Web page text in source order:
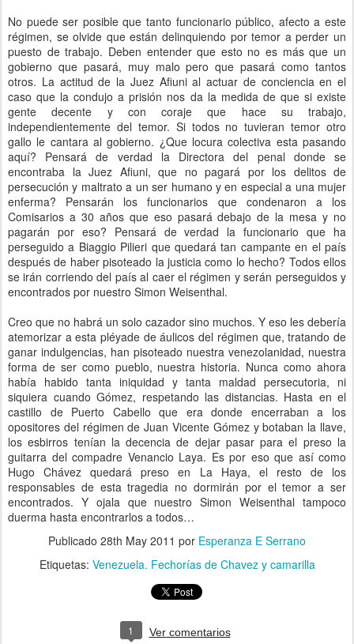
No puede ser posible que tanto funcionario público, afecto a este
régimen, se olvide que están delinquiendo por temor a perder un
puesto de trabajo. Deben entender que esto no es más que un
gobierno que pasará, muy malo pero que pasará como tantos
otros. La actitud de la Juez Afiuni al actuar de conciencia en el
caso que la condujo a prisión nos da la medida de que si existe
gente decente y con coraje que hace su trabajo,
independientemente del temor. Si todos no tuvieran temor otro
gallo le cantara al gobierno. ¿Que locura colectiva esta pasando
aquí? Pensará de verdad la Directora del penal donde se
encontraba la Juez Afiuni, que no pagará por los delitos de
persecución y maltrato a un ser humano y en especial a una mujer
enferma? Pensarán los funcionarios que condenaron a los
Comisarios a 30 años que eso pasará debajo de la mesa y no
pagarán por eso? Pensará de verdad la funcionario que ha
perseguido a Biaggio Pilieri que quedará tan campante en el país
después de haber pisoteado la justicia como lo hecho? Todos ellos
se irán corriendo del país al caer el régimen y serán perseguidos y
encontrados por nuestro Simon Weisenthal.
Creo que no habrá un solo cazador sino muchos. Y eso les debería
atemorizar a esta pléyade de áulicos del régimen que, tratando de
ganar indulgencias, han pisoteado nuestra venezolanidad, nuestra
forma de ser como pueblo, nuestra historia. Nunca como ahora
había habido tanta iniquidad y tanta maldad persecutoria, ni
siquiera cuando Gómez, respetando las distancias. Hasta en el
castillo de Puerto Cabello que era donde encerraban a los
opositores del régimen de Juan Vicente Gómez y botaban la llave,
los esbirros tenían la decencia de dejar pasar para el preso la
guitarra del compadre Venancio Laya. Es por eso que así como
Hugo Chávez quedará preso en La Haya, el resto de los
responsables de esta tragedia no dormirán por el temor a ser
encontrados. Y ojala que nuestro Simon Weisenthal tampoco
duerma hasta encontrarlos a todos…
Publicado 28th May 2011 por Esperanza E Serrano
Etiquetas: Venezuela. Fechorías de Chavez y camarilla
1 Ver comentarios